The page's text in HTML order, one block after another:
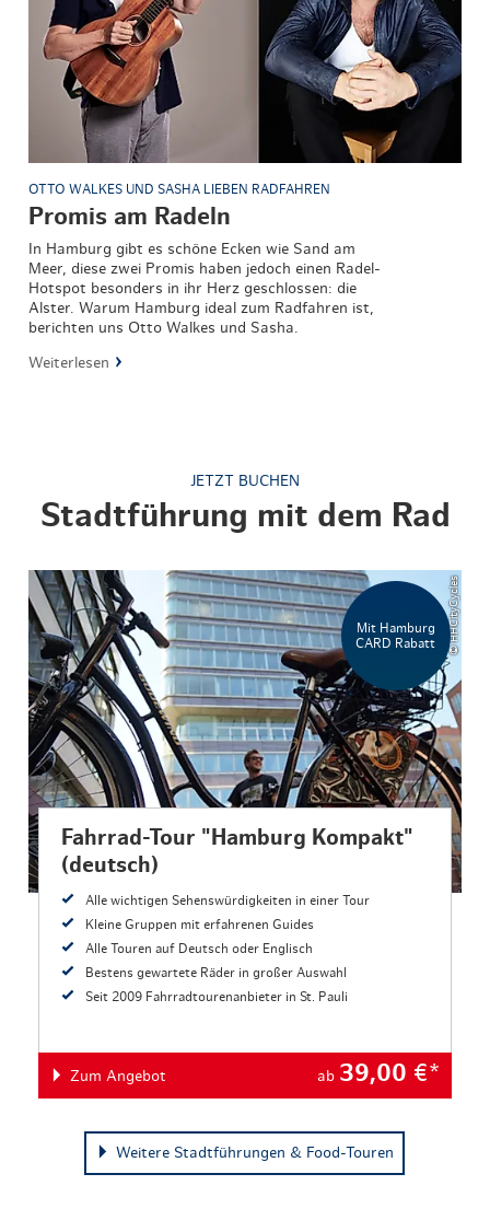
OTTO WALKES UND SASHA LIEBEN RADFAHREN
Promis am Radeln
In Hamburg gibt es schöne Ecken wie Sand am
Meer, diese zwei Promis haben jedoch einen Radel-
Hotspot besonders in ihr Herz geschlossen: die
Alster. Warum Hamburg ideal zum Radfahren ist,
berichten uns Otto Walkes und Sasha.
Weiterlesen
JETZT BUCHEN
Stadtführung mit dem Rad
Mit Hamburg
CARD Rabatt
© HHCityCycles
Fahrrad-Tour "Hamburg Kompakt"
(deutsch)
Alle wichtigen Sehenswürdigkeiten in einer Tour
Kleine Gruppen mit erfahrenen Guides
Alle Touren auf Deutsch oder Englisch
Bestens gewartete Räder in großer Auswahl
Seit 2009 Fahrradtourenanbieter in St. Pauli
Zum Angebot ab 39,00 €*
Weitere Stadtführungen & Food-Touren